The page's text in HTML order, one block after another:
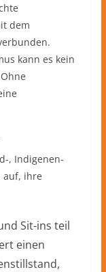
dem
kann es kein
, Indigenen-
auf, ihre
Sit-ins teil
einen